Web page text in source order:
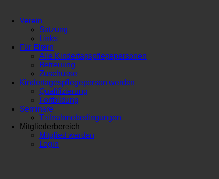
Verein
Satzung
Links
Für Eltern
Alle Kindertagspflegepersonen
Betreuung
Zuschüsse
Kindertagespflegeperson werden
Qualifizierung
Fortbildung
Seminare
Teilnahmebedingungen
Mitgliederbereich
Mitglied werden
Login